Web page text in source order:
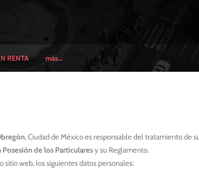
RENTA más...
, Ciudad de México es responsable del tratamiento de
de los Particularesy su Reglamento.
web, los siguientes datos personales: